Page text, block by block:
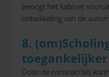
beoogt het kabinet
ontwikkeling van de
8.
toegankelijker
Door de coronacrisis